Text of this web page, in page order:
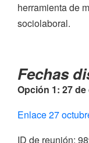
herramienta de
sociolaboral.
Fechas
Opción 1: 27
Enlace 27
ID de reunión: